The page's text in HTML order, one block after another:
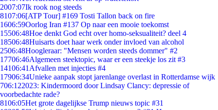
2007:07Ik rook nog steeds
8107:06[ATP Tour] #169 Tosti Tallon back on fire
1606:59Oorlog Iran #137 Op naar een mooie toekomst
15506:48Hoe denkt God echt over homo-seksualiteit? deel 4
18506:48Huisarts doet haar werk onder invloed van alcohol
2506:48Hoogleraar: "Mensen worden steeds dommer" #2
17706:46Algemeen steektopic, waar er een steekje los zit #3
14106:41 Afvallen met injecties #4
17906:34Unieke aanpak stopt jarenlange overlast in Rotterdamse wijk
706:122023: Kindermoord door Lindsay Clancy: depressie of
voorbedachte rade?
8106:05Het grote dagelijkse Trump nieuws topic #31